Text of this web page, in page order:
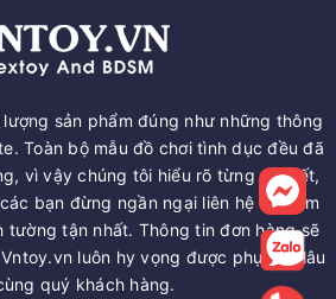
sản phẩm đúng như những thông
Toàn bộ mẫu đồ chơi tình dục đều đã
vì vậy chúng tôi hiểu rõ từng chi tiết,
bạn đừng ngần ngại liên hệ để nắm
tường tận nhất. Thông tin đơn hàng sẽ
luôn hy vọng được phục vụ lâu
quý khách hàng.